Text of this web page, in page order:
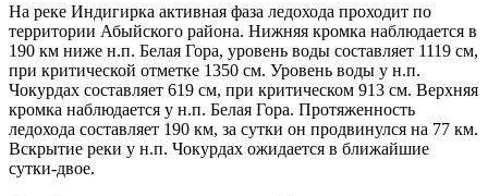
На реке Индигирка активная фаза ледохода проходит по
территории Абыйского района. Нижняя кромка наблюдается в
190 км ниже н.п. Белая Гора, уровень воды составляет 1119 см,
при критической отметке 1350 см. Уровень воды у н.п.
Чокурдах составляет 619 см, при критическом 913 см. Верхняя
кромка наблюдается у н.п. Белая Гора. Протяженность
ледохода составляет 190 км, за сутки он продвинулся на 77 км.
Вскрытие реки у н.п. Чокурдах ожидается в ближайшие
сутки-двое.